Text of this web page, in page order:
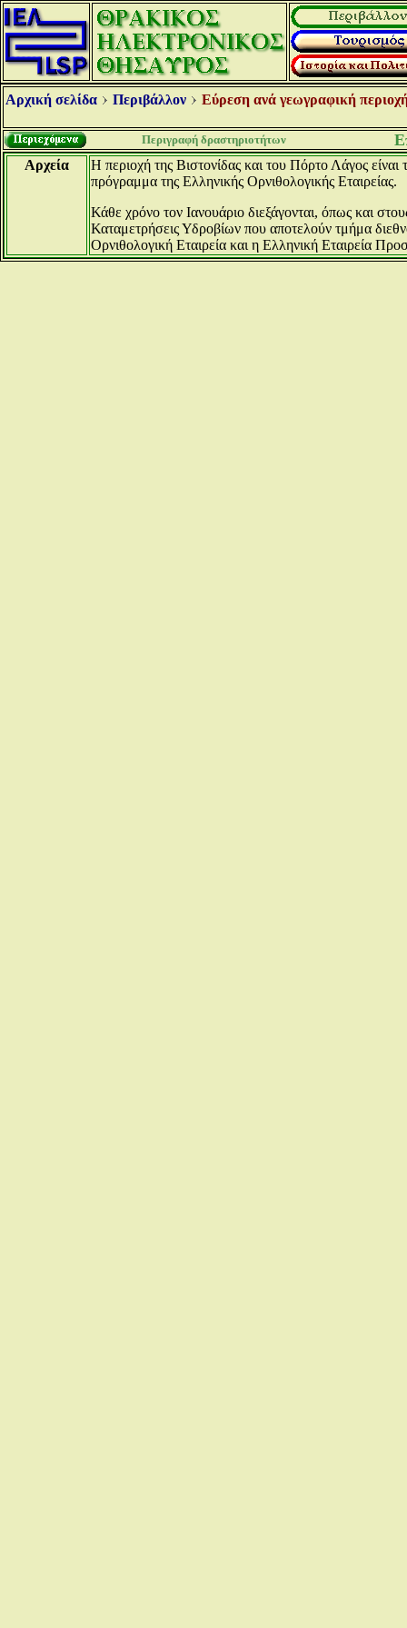
Αρχική σελίδα Περιβάλλον Εύρεση ανά γεωγραφική
Περιγραφή δραστηριοτήτων
Αρχεία
Η περιοχή της Βιστονίδας και του Πόρτο Λάγος
πρόγραμμα της Ελληνικής Ορνιθολογικής Εταιρείας.
Κάθε χρόνο τον Ιανουάριο διεξάγονται, όπως και
Καταμετρήσεις Υδροβίων που αποτελούν τμήμα
Ορνιθολογική Εταιρεία και η Ελληνική Εταιρεία